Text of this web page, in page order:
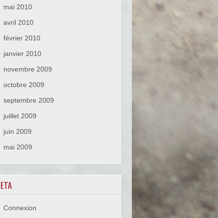
mai 2010
avril 2010
février 2010
janvier 2010
novembre 2009
octobre 2009
septembre 2009
juillet 2009
juin 2009
mai 2009
Connexion